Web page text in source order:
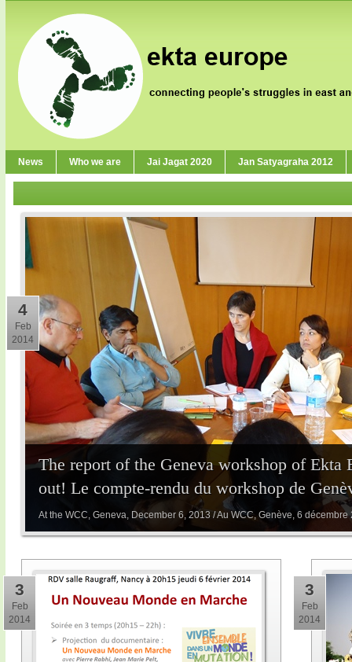
News Who we are Jai Jagat 2020 Jan Satyagraha 2012
The report of the Geneva workshop of Ekta
out! Le compte-rendu du workshop de
At the WCC, Geneva, December 6, 2013 / Au WCC, Genève, 6 décembre
4
Feb
2014
3
Feb
2014
3
Feb
2014